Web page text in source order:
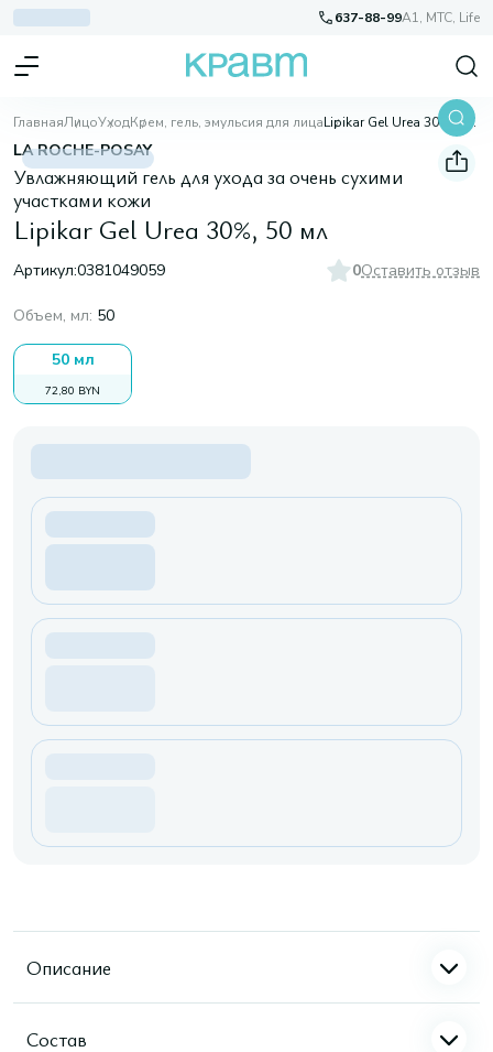
637-88-99A1, МТС, Life
ГлавнаяЛицоУходКрем, гель, эмульсия для лица Lipikar Gel Urea 30%, 50 мл
LA ROCHE-POSAY
Увлажняющий гель для ухода за очень сухими
участками кожи
Lipikar Gel Urea 30%, 50 мл
Артикул:0381049059 0Оставить отзыв
Объем, мл: 50
50 мл
72,80 BYN
Описание
Состав